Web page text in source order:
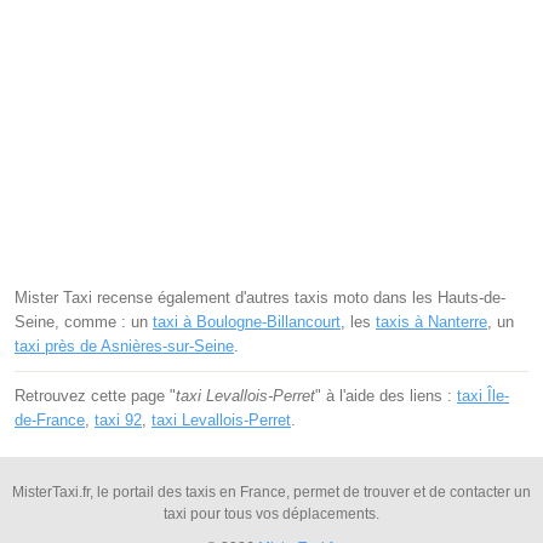
Mister Taxi recense également d'autres taxis moto dans les Hauts-de-
Seine, comme : un taxi à Boulogne-Billancourt, les taxis à Nanterre, un
taxi près de Asnières-sur-Seine.
Retrouvez cette page "taxi Levallois-Perret" à l'aide des liens : taxi Île-
de-France, taxi 92, taxi Levallois-Perret.
MisterTaxi.fr, le portail des taxis en France, permet de trouver et de contacter un
taxi pour tous vos déplacements.